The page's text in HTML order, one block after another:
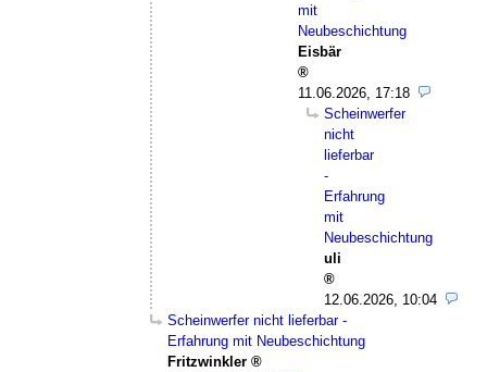
mit
Neubeschichtung
Eisbär
11.06.2026, 17:18
Scheinwerfer
nicht
lieferbar
-
Erfahrung
mit
Neubeschichtung
uli
12.06.2026, 10:04
Scheinwerfer nicht lieferbar -
Erfahrung mit Neubeschichtung
Fritzwinkler